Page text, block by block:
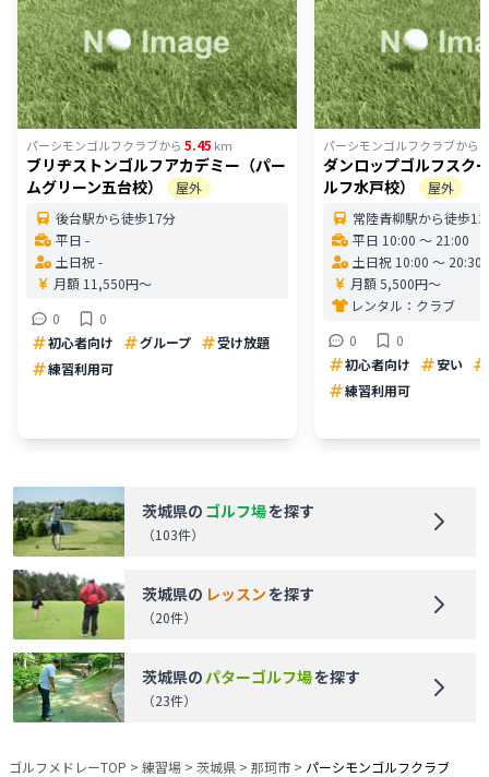
パーシモンゴルフクラブから 5.45 km
ブリヂストンゴルフアカデミー（パー
ムグリーン五台校）
屋外
後台駅から徒歩17分
平日 -
土日祝 -
月額 11,550円〜
0
0
初心者向け
グループ
受け放題
練習利用可
パーシモンゴルフクラブから
ダンロップゴルフスク
ルフ水戸校）
屋外
常陸青柳駅から徒歩13
平日 10:00 〜 21:00
土日祝 10:00 〜 20:30
月額 5,500円〜
レンタル： クラブ
0
0
初心者向け
安い
練習利用可
茨城県の ゴルフ場を探す
（103件）
茨城県の レッスンを探す
（20件）
茨城県の パターゴルフ場を探す
（23件）
ゴルフメドレーTOP > 練習場 > 茨城県 > 那珂市 > パーシモンゴルフクラブ